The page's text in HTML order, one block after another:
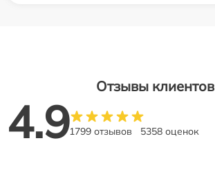
Отзывы клиентов
4.91799 отзывов 5358 оценок